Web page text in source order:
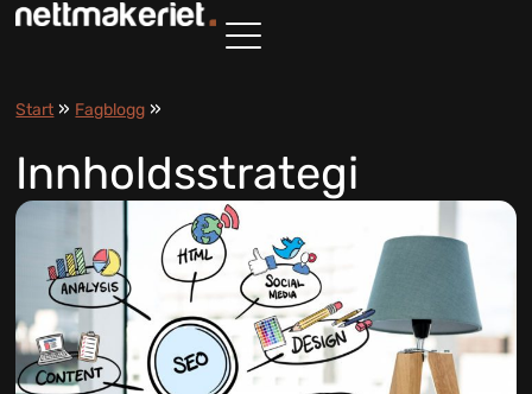
Start » Fagblogg »
Innholdsstrategi